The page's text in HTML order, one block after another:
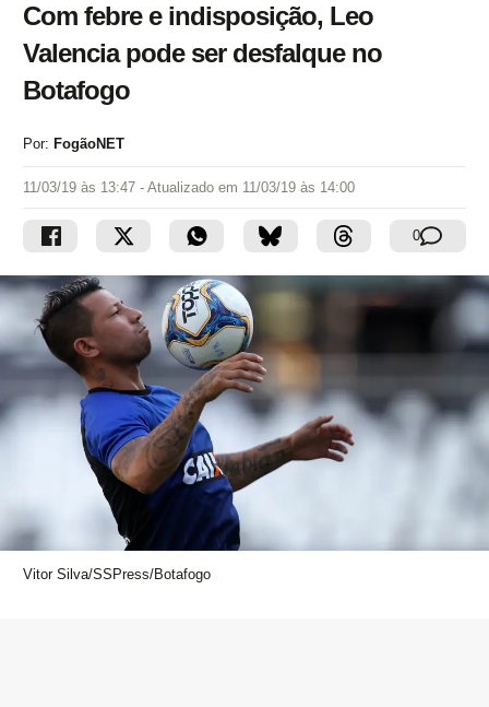
Com febre e indisposição, Leo
Valencia pode ser desfalque no
Botafogo
Por: FogãoNET
11/03/19 às 13:47 - Atualizado em 11/03/19 às 14:00
0
Vitor Silva/SSPress/Botafogo